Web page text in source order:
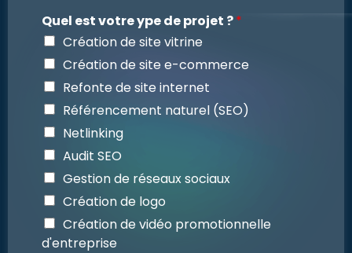
Quel est votre ype de projet ?*
Création de site vitrine
Création de site e-commerce
Refonte de site internet
Référencement naturel (SEO)
Netlinking
Audit SEO
Gestion de réseaux sociaux
Création de logo
Création de vidéo promotionnelle
d'entreprise